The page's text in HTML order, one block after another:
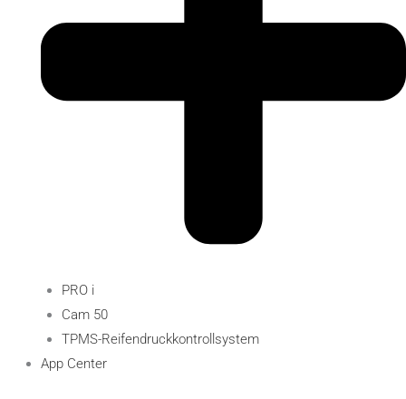
PRO i
Cam 50
TPMS-Reifendruckkontrollsystem
App Center